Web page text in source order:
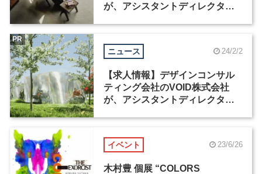
が、アシスタントディレクター
ニュース 24/2/2
【求人情報】デザインコンサル
ティング会社のVOID株式会社
が、アシスタントディレクター
PR
イベント 23/6/26
木村豊 個展 “COLORS